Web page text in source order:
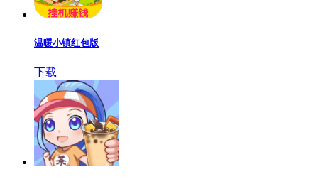
温暖小镇红包版
下载